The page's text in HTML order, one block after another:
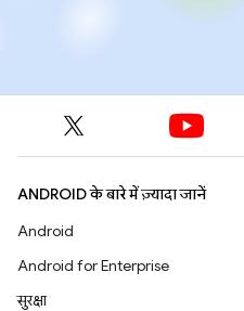
ANDROID के बारे में ज़्यादा जानें
Android
Android for Enterprise
सुरक्षा